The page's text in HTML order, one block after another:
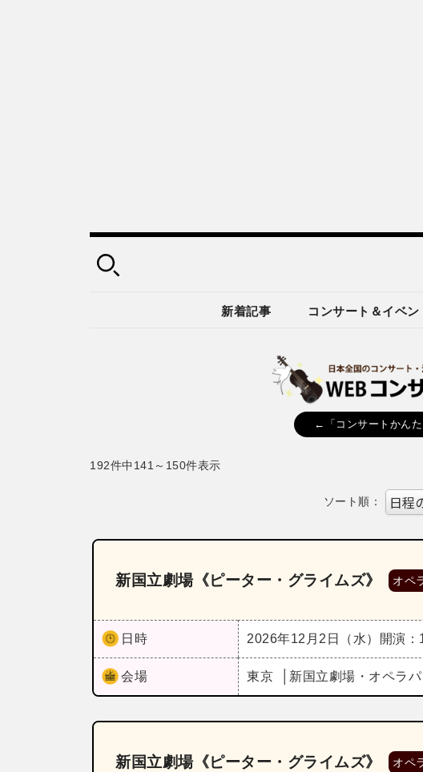
新着記事 コンサート＆イベン
←「コンサートかん
192件中141～150件表示
ソート順：
新国立劇場《ピーター・グライムズ》 オペ
日時 2026年12月2日（水） 開演：
会場 東京 新国立劇場・オペラパ
新国立劇場《ピーター・グライムズ》 オペ